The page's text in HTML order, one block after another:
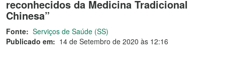
reconhecidos da Medicina Tradicional
Chinesa”
Fonte: Serviços de Saúde (SS)
Publicado em: 14 de Setembro de 2020 às 12:16